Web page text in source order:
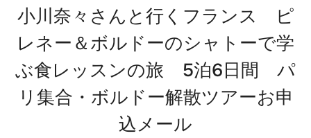
小川奈々さんと行くフランス ピ
レネー＆ボルドーのシャトーで学
ぶ食レッスンの旅 5泊6日間 パ
リ集合・ボルドー解散ツアーお申
込メール